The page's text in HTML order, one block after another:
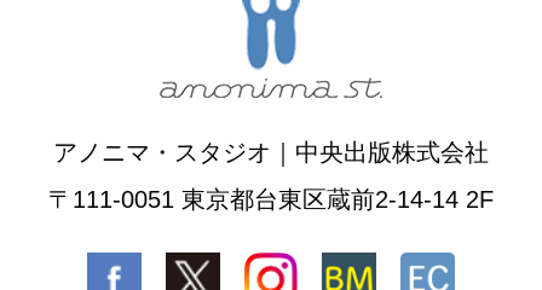
アノニマ・スタジオ｜中央出版株式会社
〒111-0051 東京都台東区蔵前2-14-14 2F